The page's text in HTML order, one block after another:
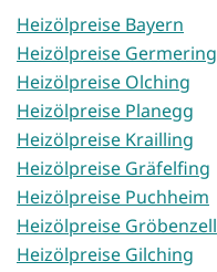
Heizölpreise Bayern
Heizölpreise Germering
Heizölpreise Olching
Heizölpreise Planegg
Heizölpreise Krailling
Heizölpreise Gräfelfing
Heizölpreise Puchheim
Heizölpreise Gröbenzell
Heizölpreise Gilching